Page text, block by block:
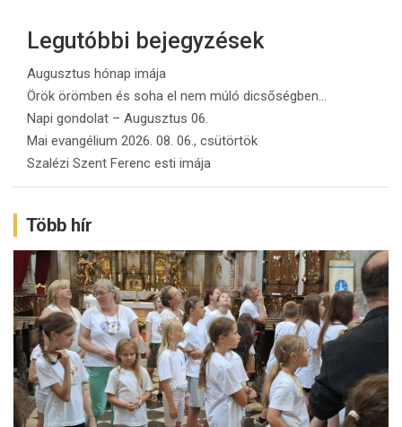
Legutóbbi bejegyzések
Augusztus hónap imája
Örök örömben és soha el nem múló dicsőségben…
Napi gondolat – Augusztus 06.
Mai evangélium 2026. 08. 06., csütörtök
Szalézi Szent Ferenc esti imája
Több hír